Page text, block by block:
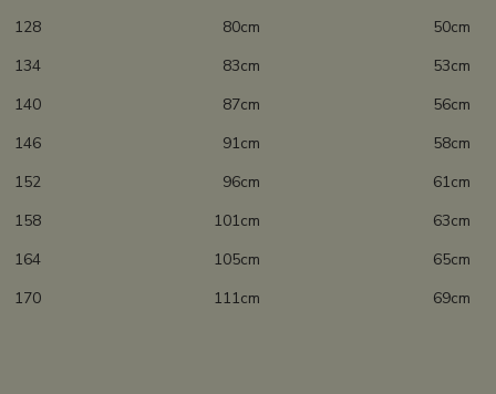
128 80cm 50cm
134 83cm 53cm
140 87cm 56cm
146 91cm 58cm
152 96cm 61cm
158 101cm 63cm
164 105cm 65cm
170 111cm 69cm